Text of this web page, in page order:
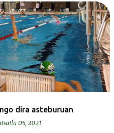
dira asteburuan
05, 2021